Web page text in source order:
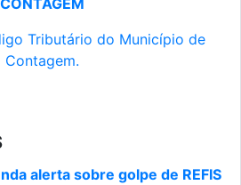
CONTAGEM
Tributário do Município de
Contagem.
alerta sobre golpe de REFIS